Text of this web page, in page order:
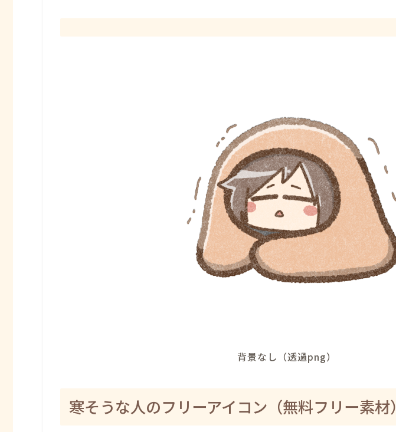
背景なし（透過png）
寒そうな人のフリーアイコン（無料フリー素材）